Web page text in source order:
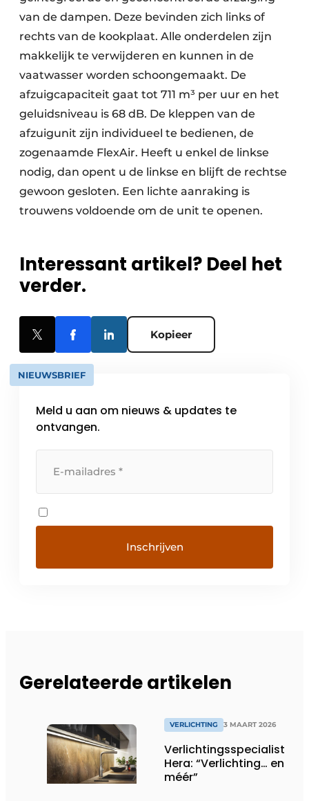
van de dampen. Deze bevinden zich links of
rechts van de kookplaat. Alle onderdelen zijn
makkelijk te verwijderen en kunnen in de
vaatwasser worden schoongemaakt. De
afzuigcapaciteit gaat tot 711 m³ per uur en het
geluidsniveau is 68 dB. De kleppen van de
afzuigunit zijn individueel te bedienen, de
zogenaamde FlexAir. Heeft u enkel de linkse
nodig, dan opent u de linkse en blijft de rechtse
gewoon gesloten. Een lichte aanraking is
trouwens voldoende om de unit te openen.
Interessant artikel? Deel het
verder.
Kopieer
NIEUWSBRIEF
Meld u aan om nieuws & updates te
ontvangen.
Gerelateerde artikelen
VERLICHTING 3 MAART 2026
Verlichtingsspecialist
Hera: “Verlichting… en
méér”